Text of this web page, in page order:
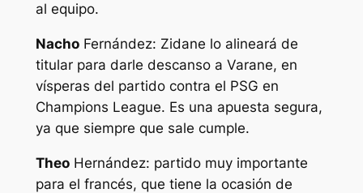
al equipo.
NachoFernández: Zidane lo alineará de
titular para darle descanso a Varane, en
vísperas del partido contra el PSG en
Champions League. Es una apuesta segura,
ya que siempre que sale cumple.
TheoHernández: partido muy importante
para el francés, que tiene la ocasión de